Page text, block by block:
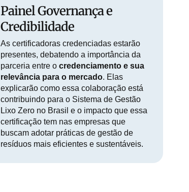
Painel Governança e
Credibilidade
As certificadoras credenciadas estarão
presentes, debatendo a importância da
parceria entre o credenciamentoe sua
relevância para o mercado. Elas
explicarão como essa colaboração está
contribuindo para o Sistema de Gestão
Lixo Zero no Brasil e o impacto que essa
certificação tem nas empresas que
buscam adotar práticas de gestão de
resíduos mais eficientes e sustentáveis.